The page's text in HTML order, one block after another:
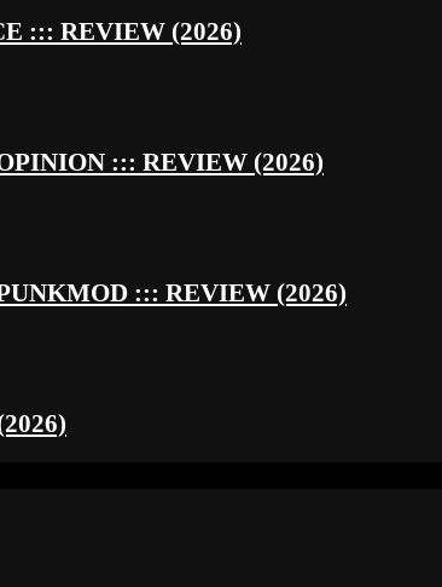
::: REVIEW (2026)
::: REVIEW (2026)
::: REVIEW (2026)